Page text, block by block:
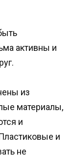
активны и
из
материалы,
и
и
не